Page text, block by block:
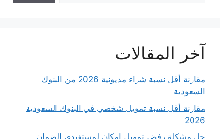
آخر المقالات
مقارنة أقل نسبة شراء مديونية 2026 من البنوك
السعودية
مقارنة أقل نسبة تمويل شخصي في البنوك السعودية
2026
حل مشكلة رفض تمويل إمكان لمستفيدي الضمان